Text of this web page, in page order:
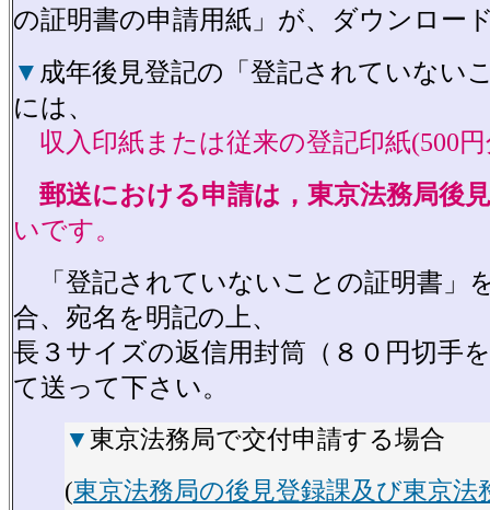
の証明書の申請用紙」が、ダウンロー
▼ 成年後見登記の「登記されていない
には、
収入印紙または従来の登記印紙(500
郵送における申請は，東京法務局後
いです。
「登記されていないことの証明書」
合、宛名を明記の上、
長３サイズの返信用封筒（８０円切手
て送って下さい。
▼ 東京法務局で交付申請する場合
(東京法務局の後見登録課及び東京法